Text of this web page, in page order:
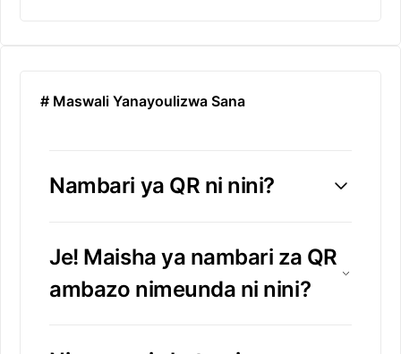
# Maswali Yanayoulizwa Sana
Nambari ya QR ni nini?
Je! Maisha ya nambari za QR
ambazo nimeunda ni nini?